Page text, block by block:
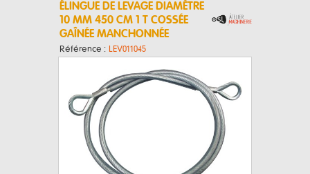
ÉLINGUE DE LEVAGE DIAMÈTRE
10 MM 450 CM 1 T COSSÉE
GAÎNÉE MANCHONNÉE
Référence : LEV011045